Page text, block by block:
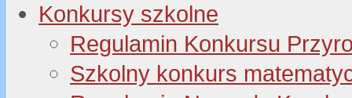
Konkursy szkolne
Regulamin Konkursu
Szkolny konkurs